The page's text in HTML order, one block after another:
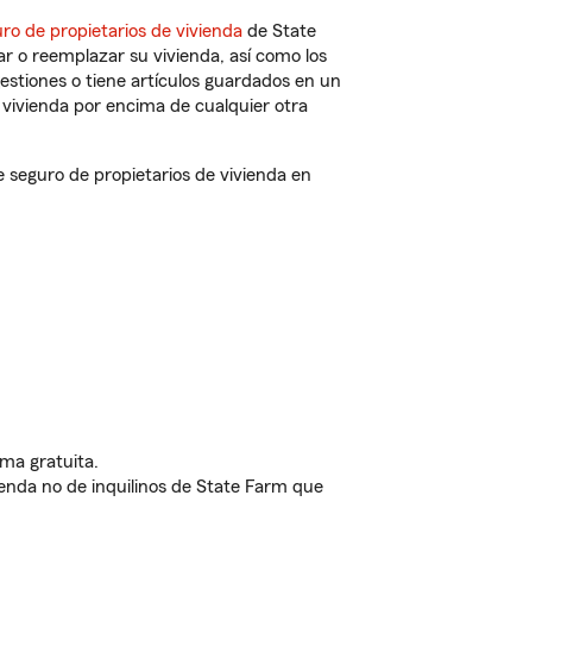
de propietarios de vivienda de State
o reemplazar su vivienda, así como los
o tiene artículos guardados en un
por encima de cualquier otra
de propietarios de vivienda en
gratuita.
no de inquilinos de State Farm que